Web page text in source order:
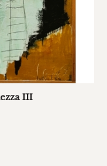
III